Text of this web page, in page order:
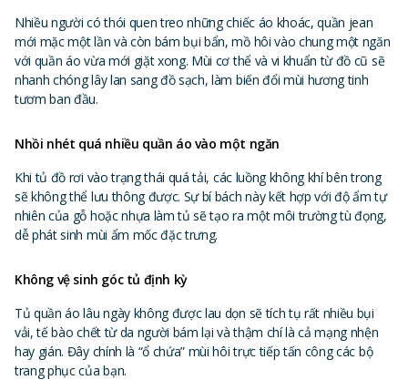
Nhiều người có thói quen treo những chiếc áo khoác, quần jean
mới mặc một lần và còn bám bụi bẩn, mồ hôi vào chung một ngăn
với quần áo vừa mới giặt xong. Mùi cơ thể và vi khuẩn từ đồ cũ sẽ
nhanh chóng lây lan sang đồ sạch, làm biến đổi mùi hương tinh
tươm ban đầu.
Nhồi nhét quá nhiều quần áo vào một ngăn
Khi tủ đồ rơi vào trạng thái quá tải, các luồng không khí bên trong
sẽ không thể lưu thông được. Sự bí bách này kết hợp với độ ẩm tự
nhiên của gỗ hoặc nhựa làm tủ sẽ tạo ra một môi trường tù đọng,
dễ phát sinh mùi ẩm mốc đặc trưng.
Không vệ sinh góc tủ định kỳ
Tủ quần áo lâu ngày không được lau dọn sẽ tích tụ rất nhiều bụi
vải, tế bào chết từ da người bám lại và thậm chí là cả mạng nhện
hay gián. Đây chính là “ổ chứa” mùi hôi trực tiếp tấn công các bộ
trang phục của bạn.